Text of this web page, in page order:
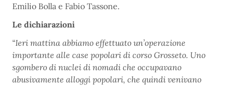
Emilio Bolla e Fabio Tassone.
Le dichiarazioni
“Ieri mattina abbiamo effettuato un’operazione
importante alle case popolari di corso Grosseto. Uno
sgombero di nuclei di nomadi che occupavano
abusivamente alloggi popolari, che quindi venivano